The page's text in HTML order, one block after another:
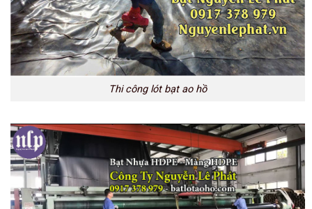
Thi công lót bạt ao hồ